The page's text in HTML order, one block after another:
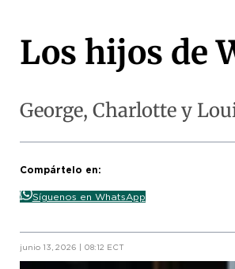
Los hijos de
George, Charlotte y
Compártelo en:
Síguenos en WhatsApp
junio 13, 2026 | 08:12 ECT